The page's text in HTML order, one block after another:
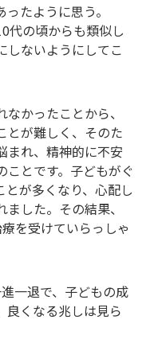
たように思う。
代の頃からも類似し
しないようにしてこ
かったことから、
とが難しく、そのた
まれ、精神的に不安
ことです。子どもがぐ
が多くなり、心配し
した。その結果、
を受けていらっしゃ
一退で、子どもの成
良くなる兆しは見ら